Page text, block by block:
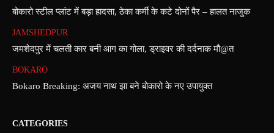
बोकारो स्टील प्लांट में बड़ा हादसा, ठेका कर्मी के कटे दोनों पैर – हालत नाजुक
JAMSHEDPUR
जमशेदपुर में चलती कार बनी आग का गोला, ड्राइवर की दर्दनाक मौ@त
BOKARO
Bokaro Breaking: अजय नाथ झा बने बोकारो के नए उपायुक्त
CATEGORIES